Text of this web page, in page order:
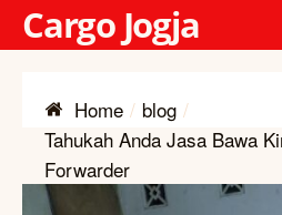
Cargo Jogja
Home
blog
Tahukah Anda Jasa Bawa
Forwarder